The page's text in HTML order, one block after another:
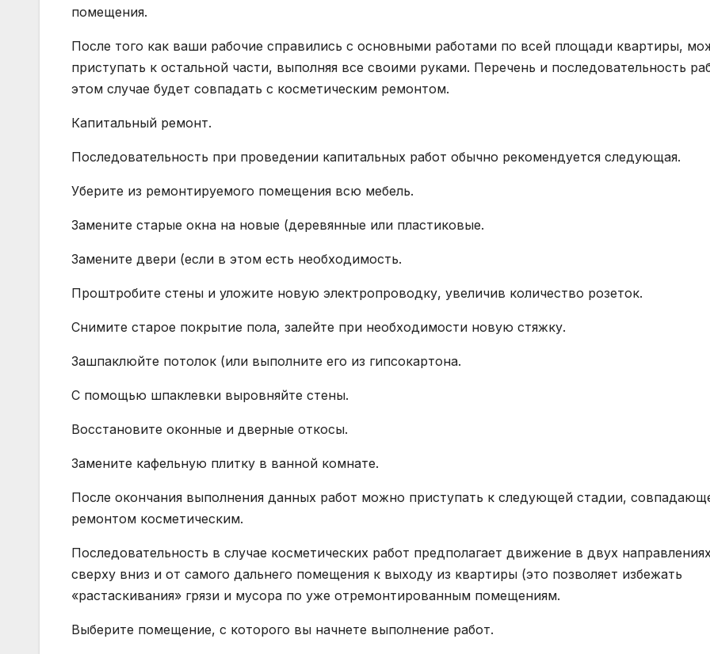
помещения.
После того как ваши рабочие справились с основными работами по всей площади квартиры,
приступать к остальной части, выполняя все своими руками. Перечень и последовательность
этом случае будет совпадать с косметическим ремонтом.
Капитальный ремонт.
Последовательность при проведении капитальных работ обычно рекомендуется следующая.
Уберите из ремонтируемого помещения всю мебель.
Замените старые окна на новые (деревянные или пластиковые.
Замените двери (если в этом есть необходимость.
Проштробите стены и уложите новую электропроводку, увеличив количество розеток.
Снимите старое покрытие пола, залейте при необходимости новую стяжку.
Зашпаклюйте потолок (или выполните его из гипсокартона.
С помощью шпаклевки выровняйте стены.
Восстановите оконные и дверные откосы.
Замените кафельную плитку в ванной комнате.
После окончания выполнения данных работ можно приступать к следующей стадии,
ремонтом косметическим.
Последовательность в случае косметических работ предполагает движение в двух
сверху вниз и от самого дальнего помещения к выходу из квартиры (это позволяет избежать
«растаскивания» грязи и мусора по уже отремонтированным помещениям.
Выберите помещение, с которого вы начнете выполнение работ.